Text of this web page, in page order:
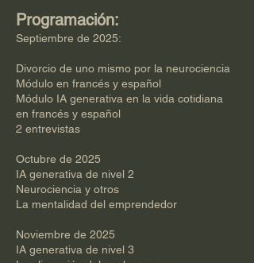
Programación:
Septiembre de 2025:
Divorcio de uno mismo por la neurociencia
Módulo en francés y español
Módulo IA generativa en la vida cotidiana
en francés y español
2 entrevistas
Octubre de 2025
IA generativa de nivel 2
Neurociencia y otros
La mentalidad del emprendedor
Noviembre de 2025
IA generativa de nivel 3